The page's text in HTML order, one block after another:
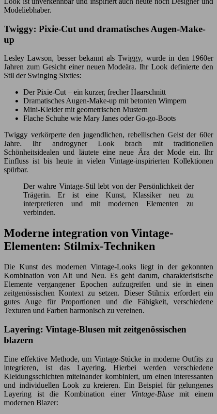
Modeliebhaber.
Twiggy: Pixie-Cut und dramatisches Augen-Make-
up
Lesley Lawson, besser bekannt als Twiggy, wurde in den 1960er
Jahren zum Gesicht einer neuen Modeära. Ihr Look definierte den
Stil der Swinging Sixties:
Der Pixie-Cut – ein kurzer, frecher Haarschnitt
Dramatisches Augen-Make-up mit betonten Wimpern
Mini-Kleider mit geometrischen Mustern
Flache Schuhe wie Mary Janes oder Go-go-Boots
Twiggy verkörperte den jugendlichen, rebellischen Geist der 60er
Jahre. Ihr androgyner Look brach mit traditionellen
Schönheitsidealen und läutete eine neue Ära der Mode ein. Ihr
Einfluss ist bis heute in vielen Vintage-inspirierten Kollektionen
spürbar.
Der wahre Vintage-Stil lebt von der Persönlichkeit der
Trägerin. Er ist eine Kunst, Klassiker neu zu
interpretieren und mit modernen Elementen zu
verbinden.
Moderne integration von Vintage-
Elementen: Stilmix-Techniken
Die Kunst des modernen Vintage-Looks liegt in der gekonnten
Kombination von Alt und Neu. Es geht darum, charakteristische
Elemente vergangener Epochen aufzugreifen und sie in einen
zeitgenössischen Kontext zu setzen. Dieser Stilmix erfordert ein
gutes Auge für Proportionen und die Fähigkeit, verschiedene
Texturen und Farben harmonisch zu vereinen.
Layering: Vintage-Blusen mit zeitgenössischen
blazern
Eine effektive Methode, um Vintage-Stücke in moderne Outfits zu
integrieren, ist das Layering. Hierbei werden verschiedene
Kleidungsschichten miteinander kombiniert, um einen interessanten
und individuellen Look zu kreieren. Ein Beispiel für gelungenes
Layering ist die Kombination einer Vintage-Blusemit einem
modernen Blazer: